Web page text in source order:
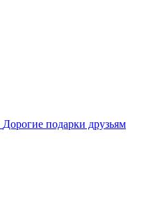
Дорогие подарки друзьям